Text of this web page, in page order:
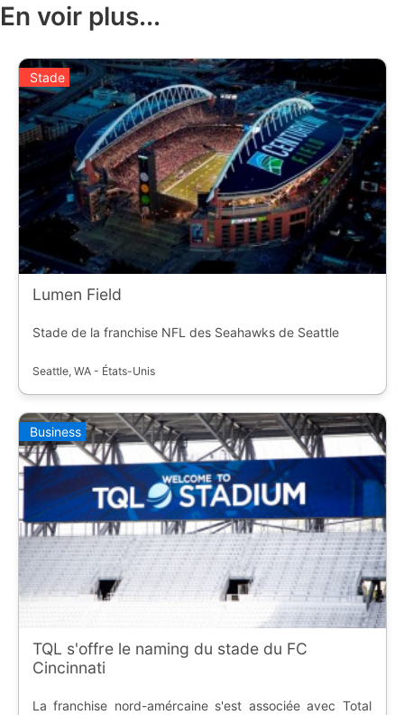
En voir plus...
Stade
Lumen Field
Stade de la franchise NFL des Seahawks de Seattle
Seattle, WA - États-Unis
Business
TQL s'offre le naming du stade du FC
Cincinnati
La franchise nord-amércaine s'est associée avec Total